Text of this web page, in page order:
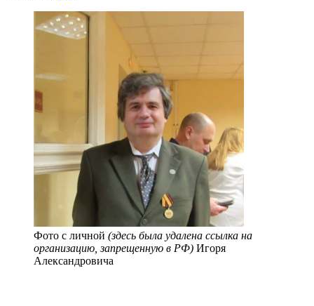
Фото с личной (здесь была удалена ссылка на
организацию, запрещенную в РФ) Игоря
Александровича